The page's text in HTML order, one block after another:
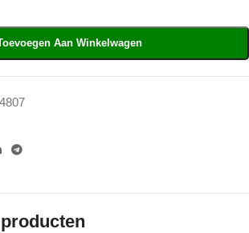
Aan Winkelwagen